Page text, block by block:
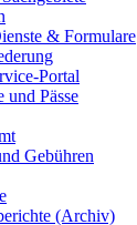
& Formulare
Portal
und Pässe
Gebühren
(Archiv)